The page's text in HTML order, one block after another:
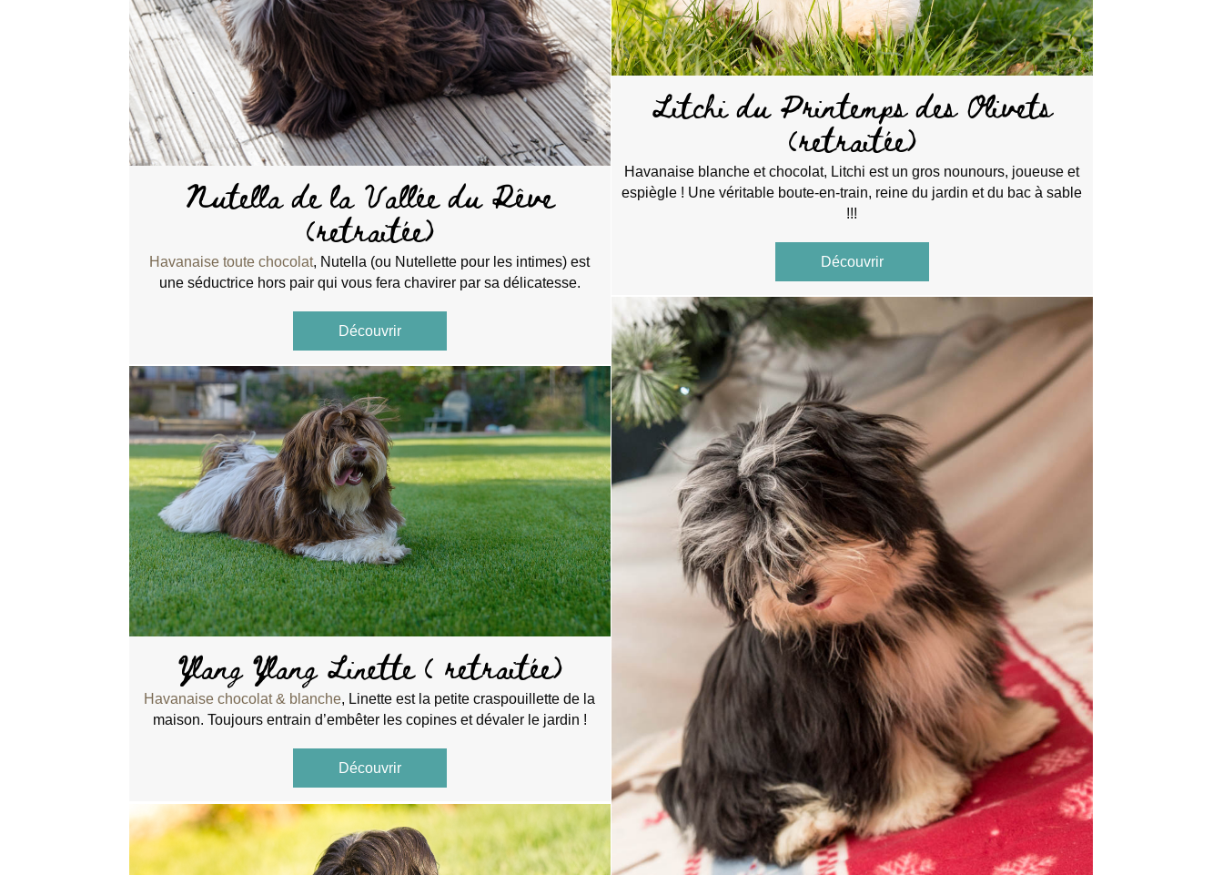
Nutella de la Vallée du Rêve
(retraitée)
Havanaise toute chocolat, Nutella (ou Nutellette pour les intimes) est
une séductrice hors pair qui vous fera chavirer par sa délicatesse.
Découvrirabout Nutella de la Vallée du Rêve (retraitée)
Litchi du Printemps des Olivets
(retraitée)
Havanaise blanche et chocolat, Litchi est un gros nounours, joueuse et
espiègle ! Une véritable boute-en-train, reine du jardin et du bac à sable
!!!
Découvrirabout Litchi du Printemps des Olivets (retraitée)
Ylang Ylang Linette ( retraitée)
Havanaise chocolat & blanche, Linette est la petite craspouillette de la
maison. Toujours entrain d’embêter les copines et dévaler le jardin !
Découvrirabout Ylang Ylang Linette ( retraitée)